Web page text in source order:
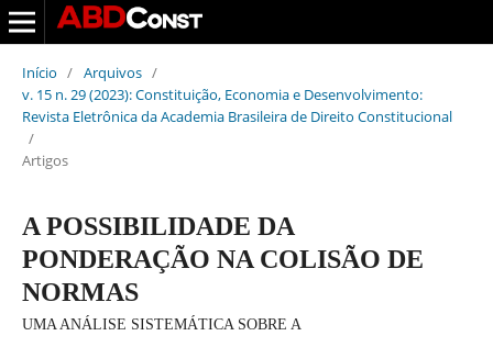
Início / Arquivos /
v. 15 n. 29 (2023): Constituição, Economia e Desenvolvimento:
Revista Eletrônica da Academia Brasileira de Direito Constitucional
/
Artigos
A POSSIBILIDADE DA
PONDERAÇÃO NA COLISÃO DE
NORMAS
UMA ANÁLISE SISTEMÁTICA SOBRE A